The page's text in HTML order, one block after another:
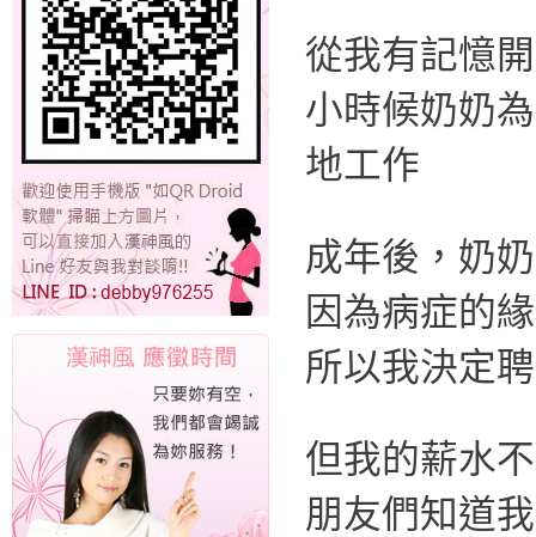
從我有記憶
小時候奶奶
地工作
成年後，奶
因為病症的
所以我決定
但我的薪水
朋友們知道